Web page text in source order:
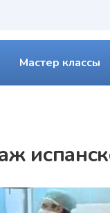
Мастер классы